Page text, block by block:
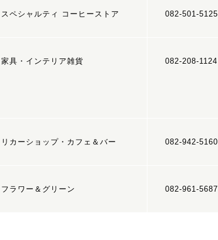
スペシャルティ コーヒーストア 082-501-5125
家具・インテリア雑貨 082-208-1124
リカーショップ・カフェ＆バー 082-942-5160
フラワー＆グリーン 082-961-5687